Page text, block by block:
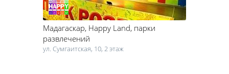
Мадагаскар, Happy Land, парки
развлечений
ул. Сумгаитская, 10, 2 этаж